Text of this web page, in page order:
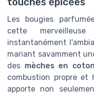
Les bougies
cette
instantanément
mariant savamment
des mèches en coton
combustion propre et
apporte non